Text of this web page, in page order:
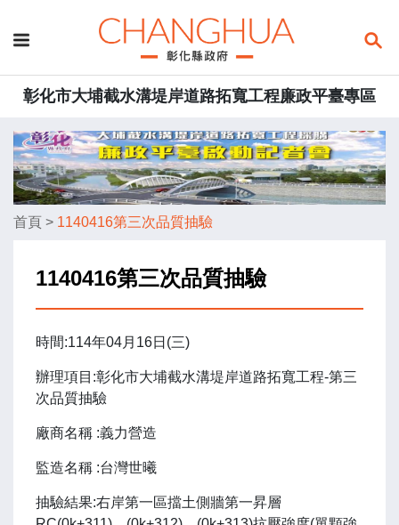
彰化市大埔截水溝堤岸道路拓寬工程廉政平臺專區
首頁 > 1140416第三次品質抽驗
1140416第三次品質抽驗
時間:114年04月16日(三)
辦理項目:彰化市大埔截水溝堤岸道路拓寬工程-第三
次品質抽驗
廠商名稱 :義力營造
監造名稱 :台灣世曦
抽驗結果:右岸第一區擋土側牆第一昇層